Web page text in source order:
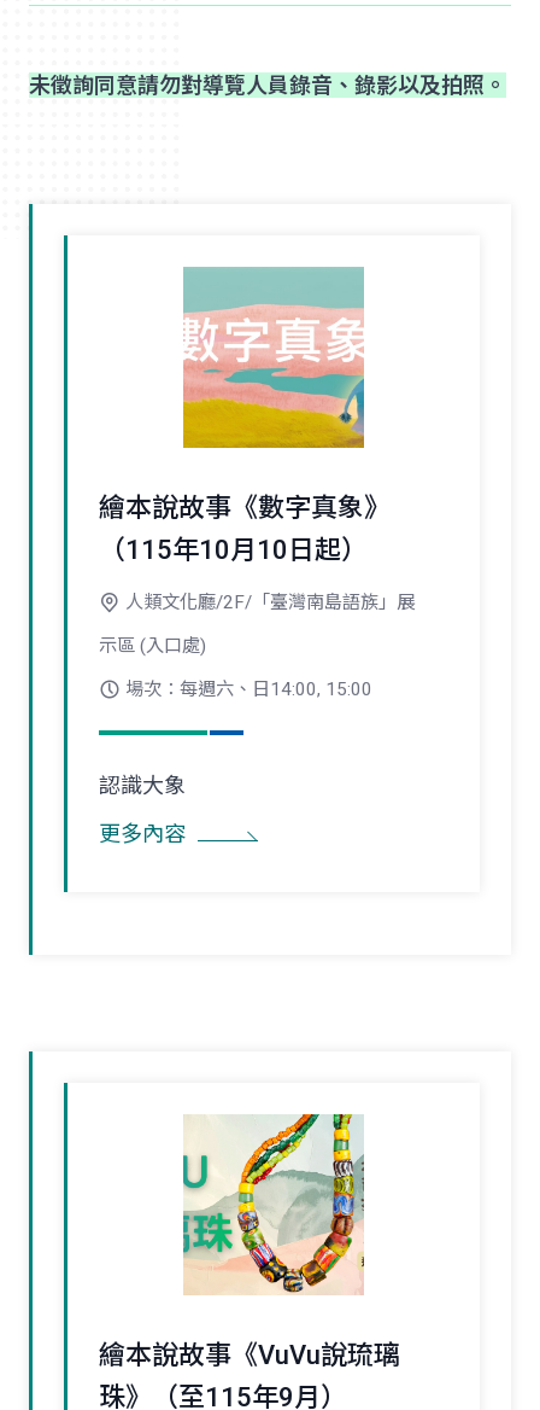
未徵詢同意請勿對導覽人員錄音、錄影以及拍照。
繪本說故事《數字真象》
（115年10月10日起）
人類文化廳/2F/「臺灣南島語族」展
示區 (入口處)
場次：每週六、日14:00, 15:00
認識大象
更多內容
繪本說故事《VuVu說琉璃
珠》（至115年9月）